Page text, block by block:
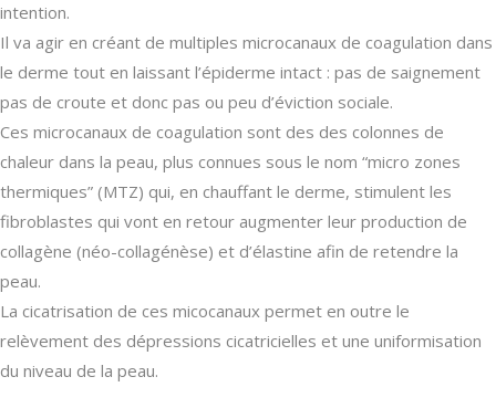
intention.
Il va agir en créant de multiples microcanaux de coagulation dans
le derme tout en laissant l’épiderme intact : pas de saignement
pas de croute et donc pas ou peu d’éviction sociale.
Ces microcanaux de coagulation sont des des colonnes de
chaleur dans la peau, plus connues sous le nom “micro zones
thermiques” (MTZ) qui, en chauffant le derme, stimulent les
fibroblastes qui vont en retour augmenter leur production de
collagène (néo-collagénèse) et d’élastine afin de retendre la
peau.
La cicatrisation de ces micocanaux permet en outre le
relèvement des dépressions cicatricielles et une uniformisation
du niveau de la peau.